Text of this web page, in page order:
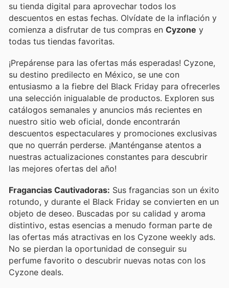
su tienda digital para aprovechar todos los
descuentos en estas fechas. Olvídate de la inflación y
comienza a disfrutar de tus compras en Cyzone y
todas tus tiendas favoritas.
¡Prepárense para las ofertas más esperadas! Cyzone,
su destino predilecto en México, se une con
entusiasmo a la fiebre del Black Friday para ofrecerles
una selección inigualable de productos. Exploren sus
catálogos semanales y anuncios más recientes en
nuestro sitio web oficial, donde encontrarán
descuentos espectaculares y promociones exclusivas
que no querrán perderse. ¡Manténganse atentos a
nuestras actualizaciones constantes para descubrir
las mejores ofertas del año!
Fragancias Cautivadoras: Sus fragancias son un éxito
rotundo, y durante el Black Friday se convierten en un
objeto de deseo. Buscadas por su calidad y aroma
distintivo, estas esencias a menudo forman parte de
las ofertas más atractivas en los Cyzone weekly ads.
No se pierdan la oportunidad de conseguir su
perfume favorito o descubrir nuevas notas con los
Cyzone deals.